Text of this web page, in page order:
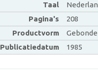
Taal
Pagina's
208
Productvorm
Publicatiedatum
1985